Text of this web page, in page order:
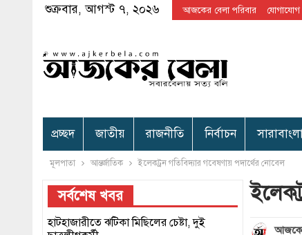
শুক্রবার, আগস্ট ৭, ২০২৬ আজকের বেলা পরিবার যোগাযোগ
প্রচ্ছদ জাতীয় রাজনীতি নির্বাচন
মূলপাতা আন্তর্জাতিক ইলেকট্রন গতিবিদ্যার গবেষণায় পদার্থের নোবেল
সর্বশেষ খবর
হাটহাজারীতে ঝটিকা মিছিলের চেষ্টা, দুই